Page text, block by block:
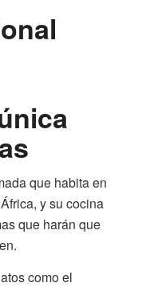
que habita en
y su cocina
que harán que
como el